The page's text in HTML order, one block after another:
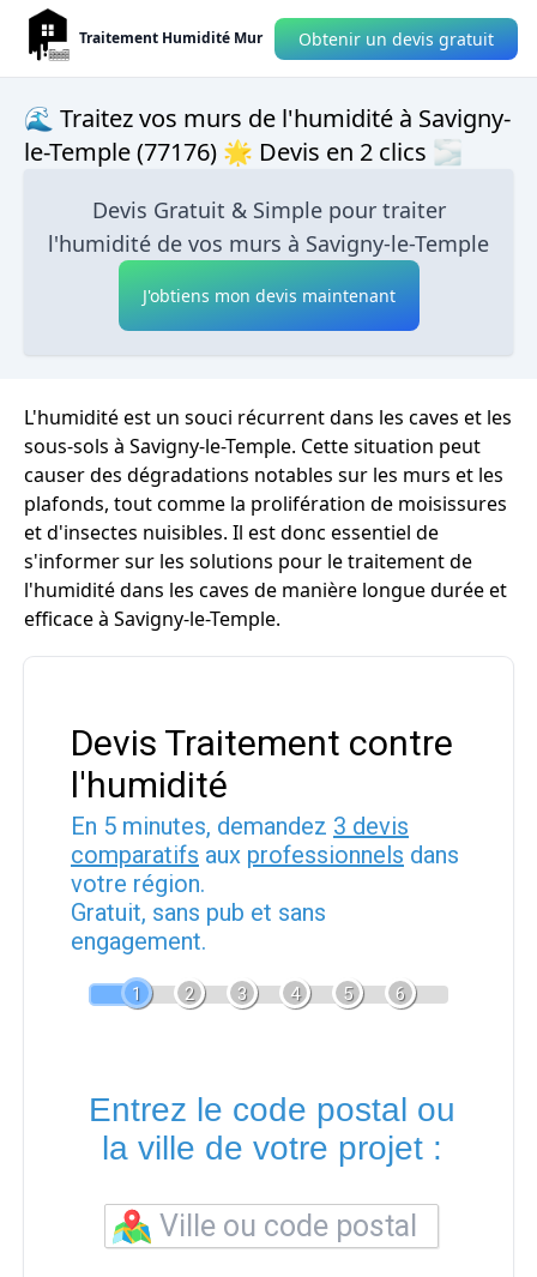
Traitement Humidité Mur Obtenir un devis gratuit
🌊 Traitez vos murs de l'humidité à Savigny-
le-Temple (77176) 🌟 Devis en 2 clics 🌫
Devis Gratuit & Simple pour traiter
l'humidité de vos murs à Savigny-le-Temple
J'obtiens mon devis maintenant
L'humidité est un souci récurrent dans les caves et les
sous-sols à Savigny-le-Temple. Cette situation peut
causer des dégradations notables sur les murs et les
plafonds, tout comme la prolifération de moisissures
et d'insectes nuisibles. Il est donc essentiel de
s'informer sur les solutions pour le traitement de
l'humidité dans les caves de manière longue durée et
efficace à Savigny-le-Temple.
Devis Traitement contre
l'humidité
En 5 minutes, demandez 3 devis
comparatifs aux professionnels dans
votre région.
Gratuit, sans pub et sans
engagement.
1 2 3 4 5 6
Entrez le code postal ou
la ville de votre projet :